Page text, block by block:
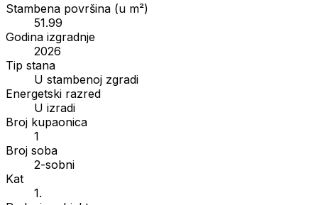
Stambena površina (u m²)
51.99
Godina izgradnje
2026
Tip stana
U stambenoj zgradi
Energetski razred
U izradi
Broj kupaonica
1
Broj soba
2-sobni
Kat
1.